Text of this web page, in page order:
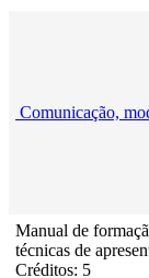
Comunicação,
Manual de
técnicas de
Créditos: 5